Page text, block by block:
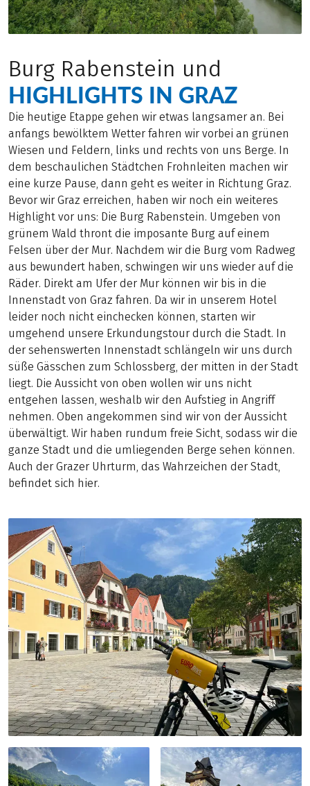
Burg Rabenstein und
HIGHLIGHTS IN GRAZ
Die heutige Etappe gehen wir etwas langsamer an. Bei
anfangs bewölktem Wetter fahren wir vorbei an grünen
Wiesen und Feldern, links und rechts von uns Berge. In
dem beschaulichen Städtchen Frohnleiten machen wir
eine kurze Pause, dann geht es weiter in Richtung Graz.
Bevor wir Graz erreichen, haben wir noch ein weiteres
Highlight vor uns: Die Burg Rabenstein. Umgeben von
grünem Wald thront die imposante Burg auf einem
Felsen über der Mur. Nachdem wir die Burg vom Radweg
aus bewundert haben, schwingen wir uns wieder auf die
Räder. Direkt am Ufer der Mur können wir bis in die
Innenstadt von Graz fahren. Da wir in unserem Hotel
leider noch nicht einchecken können, starten wir
umgehend unsere Erkundungstour durch die Stadt. In
der sehenswerten Innenstadt schlängeln wir uns durch
süße Gässchen zum Schlossberg, der mitten in der Stadt
liegt. Die Aussicht von oben wollen wir uns nicht
entgehen lassen, weshalb wir den Aufstieg in Angriff
nehmen. Oben angekommen sind wir von der Aussicht
überwältigt. Wir haben rundum freie Sicht, sodass wir die
ganze Stadt und die umliegenden Berge sehen können.
Auch der Grazer Uhrturm, das Wahrzeichen der Stadt,
befindet sich hier.